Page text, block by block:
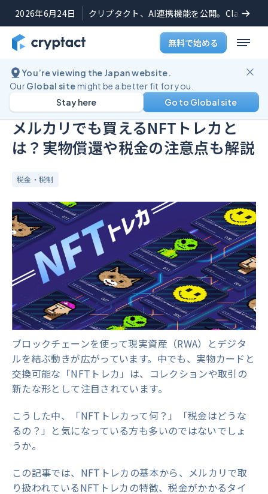
2026年6月24日 クリプタクト、AI連携機能を公開。Claude
無料で始める
You’re viewing the Japan website.
OurGlobal sitemight be a better fit for you.
Go to Global site
Stay here
ブログ
公開日:2025年6月11日(最終更新日:2025年9月26日
メルカリでも買えるNFTトレカと
は？実物償還や税金の注意点も解説
税金・税制
ブロックチェーンを使って現実資産（RWA）とデジタ
ルを結ぶ動きが広がっています。中でも、実物カードと
交換可能な「NFTトレカ」は、コレクションや取引の
新たな形として注目されています。
こうした中、「NFTトレカって何？」「税金はどうな
るの？」と気になっている方も多いのではないでしょ
うか。
この記事では、NFTトレカの基本から、メルカリで取
り扱われているNFTトレカの特徴、税金がかかるタイ